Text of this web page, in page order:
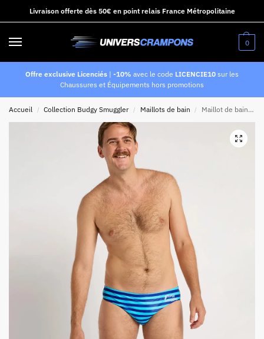
Livraison offerte dès 50€ en point relais France Métropolitaine
0
Offre exclusive Licenciés | -10% avec le code LICENCIE10 sur les
Chaussures et Équipements hors promotions
Accueil / Collection Budgy Smuggler / Maillots de bain / Maillot de bain Budgy Smuggler Rayures Marines Double Bleus